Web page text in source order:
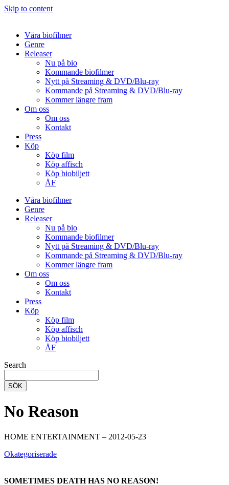
Skip to content
Våra biofilmer
Genre
Releaser
Nu på bio
Kommande biofilmer
Nytt på Streaming & DVD/Blu-ray
Kommande på Streaming & DVD/Blu-ray
Kommer längre fram
Om oss
Om oss
Kontakt
Press
Köp
Köp film
Köp affisch
Köp biobiljett
ÅF
Våra biofilmer
Genre
Releaser
Nu på bio
Kommande biofilmer
Nytt på Streaming & DVD/Blu-ray
Kommande på Streaming & DVD/Blu-ray
Kommer längre fram
Om oss
Om oss
Kontakt
Press
Köp
Köp film
Köp affisch
Köp biobiljett
ÅF
Search
SÖK
No Reason
HOME ENTERTAINMENT – 2012-05-23
Okategoriserade
SOMETIMES DEATH HAS NO REASON!